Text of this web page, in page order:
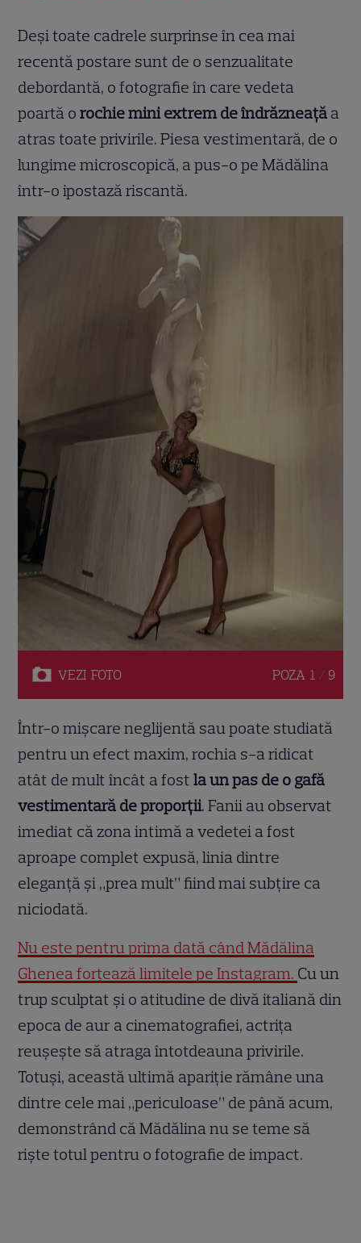
Deși toate cadrele surprinse în cea mai
recentă postare sunt de o senzualitate
debordantă, o fotografie în care vedeta
poartă orochie mini extrem de îndrăzneață a
atras toate privirile. Piesa vestimentară, de o
lungime microscopică, a pus-o pe Mădălina
într-o ipostază riscantă.
VEZI FOTO POZA 1 / 9
Într-o mișcare neglijentă sau poate studiată
pentru un efect maxim, rochia s-a ridicat
atât de mult încât a fostla un pas de o gafă
vestimentară de proporții. Fanii au observat
imediat că zona intimă a vedetei a fost
aproape complet expusă, linia dintre
eleganță și „prea mult” fiind mai subțire ca
niciodată.
Nu este pentru prima dată când Mădălina
Ghenea forțează limitele pe Instagram. Cu un
trup sculptat și o atitudine de divă italiană din
epoca de aur a cinematografiei, actrița
reușește să atraga întotdeauna privirile.
Totuși, această ultimă apariție rămâne una
dintre cele mai „periculoase” de până acum,
demonstrând că Mădălina nu se teme să
riște totul pentru o fotografie de impact.